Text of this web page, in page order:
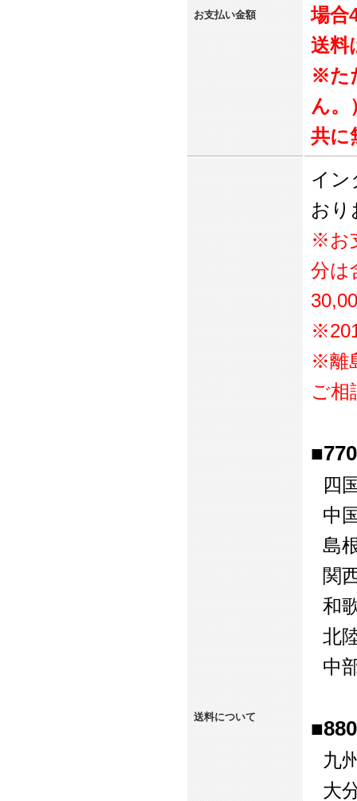
お支払い金額
場合
送料
※た
ん。
共に
送料について
イン
おり
※お
分は
※離
ご相
四
中
島
関
和
北
中
九
大